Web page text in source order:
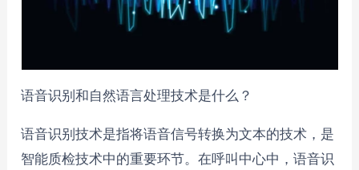
语音识别和自然语言处理技术是什么？
语音识别技术是指将语音信号转换为文本的技术，是
智能质检技术中的重要环节。在呼叫中心中，语音识